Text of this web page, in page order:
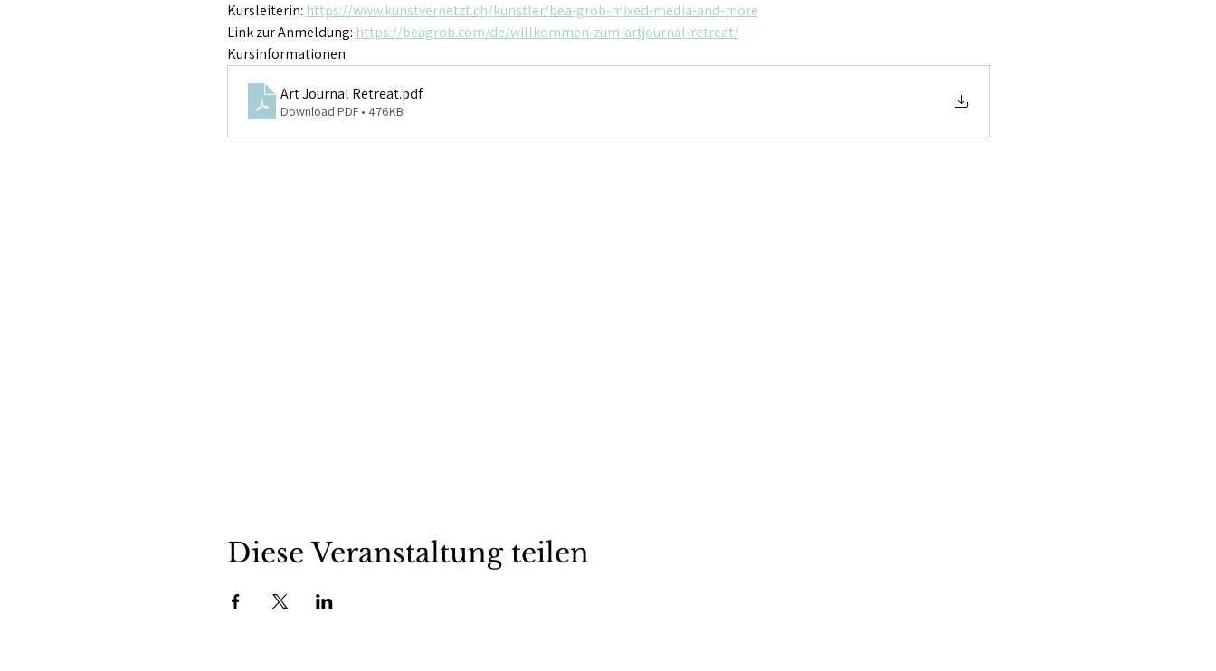
Kursleiterin: https://www.kunstvernetzt.ch/kunstler/bea-grob-mixed-media-and-more
Link zur Anmeldung: https://beagrob.com/de/willkommen-zum-artjournal-retreat/
Kursinformationen:
Art Journal Retreat.pdf
Download PDF • 476KB
Diese Veranstaltung teilen